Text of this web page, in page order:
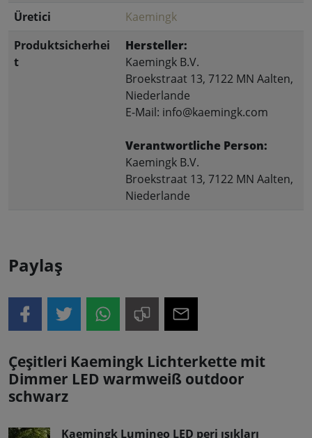
Üretici
Kaemingk
Produktsicherhei
t
Hersteller:
Kaemingk B.V.
Broekstraat 13, 7122 MN Aalten,
Niederlande
E-Mail: info@kaemingk.com
Verantwortliche Person:
Kaemingk B.V.
Broekstraat 13, 7122 MN Aalten,
Niederlande
Paylaş
Çeşitleri Kaemingk Lichterkette mit
Dimmer LED warmweiß outdoor
schwarz
Kaemingk Lumineo LED peri ışıkları